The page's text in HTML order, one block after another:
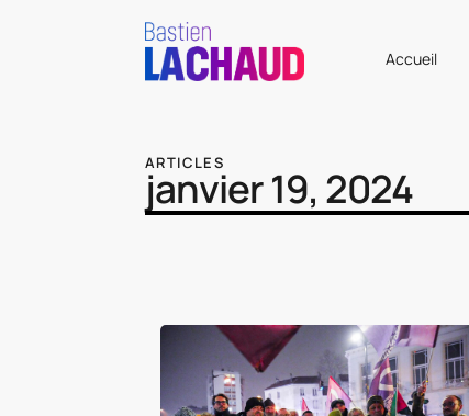
Accueil
ARTICLES
janvier 19, 2024